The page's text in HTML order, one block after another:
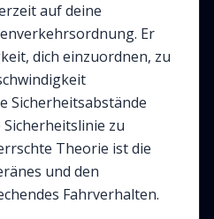
auf deine
Er
dich einzuordnen, zu
Sicherheitsabstände
zu
Theorie ist die
und den
Fahrverhalten.